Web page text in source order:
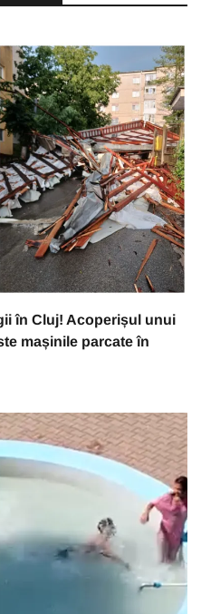
în Cluj! Acoperișul unui
mașinile parcate în